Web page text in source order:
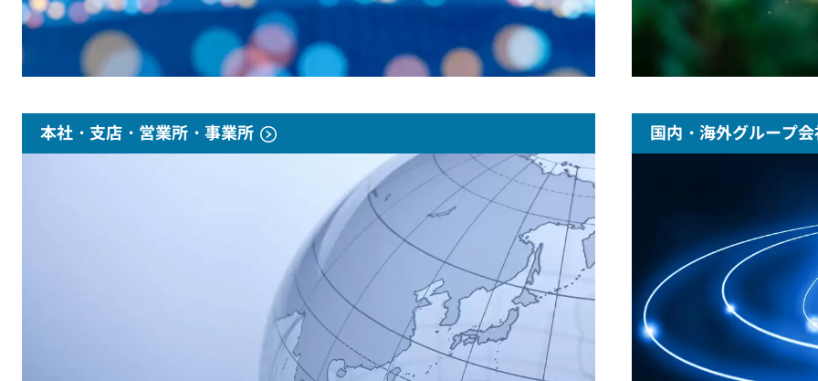
本社・支店・営業所・事業所 国内・海外グループ会